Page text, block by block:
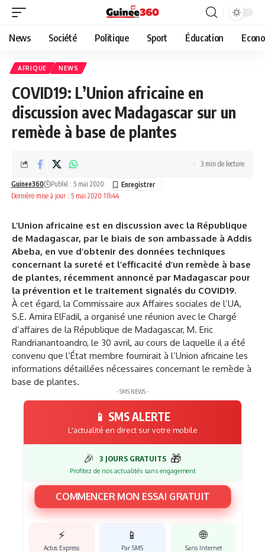
News Société Politique Sport Éducation
AFRIQUE NEWS
COVID19: L’Union africaine en
discussion avec Madagascar sur un
remède à base de plantes
Dernière mise à jour : 5 mai 2020 11h44
Guinee360 Publié : 5 mai 2020
3 min de lecture
L’Union africaine est en discussion avec la République
de Madagascar, par le biais de son ambassade à Addis
Abeba, en vue d’obtenir des données techniques
concernant la sureté et l’efficacité d’un remède à base
de plantes, récemment annoncé par Madagascar pour
la prévention et le traitement signalés du COVID19.
À cet égard, la Commissaire aux Affaires sociales de l’UA,
S.E. Amira ElFadil, a organisé une réunion avec le Chargé
d’affaires de la République de Madagascar, M. Eric
Randrianantoandro, le 30 avril, au cours de laquelle il a été
convenu que l’État membre fournirait à l’Union africaine les
informations détaillées nécessaires concernant le remède à
base de plantes.
- SMS NEWS -
📱 SMS ALERTE
L'actualité en direct sur votre mobile
🎉 3 JOURS GRATUITS 🎁
Profitez de nos actualités sans engagement
COMMENCER MON ESSAI GRATUIT
⚡
Actus Express
📱
Par SMS
🌐
Sans Internet